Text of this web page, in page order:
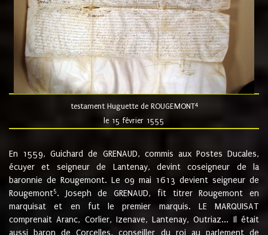
testament Huguette de ROUGEMONT4
le 15 février 1555
En 1559, Guichard de GRENAUD, commis aux Postes Ducales,
écuyer et seigneur de Lantenay, devint coseigneur de la
baronnie de Rougemont. Le 09 mai 1613 devient seigneur de
Rougemont5. Joseph de GRENAUD, fit titrer Rougemont en
marquisat et en fut le premier marquis. LE MARQUISAT
comprenait Aranc, Corlier, Izenave, Lantenay, Outriaz... Il était
aussi baron de Corcelles, conseiller du roi au parlement de